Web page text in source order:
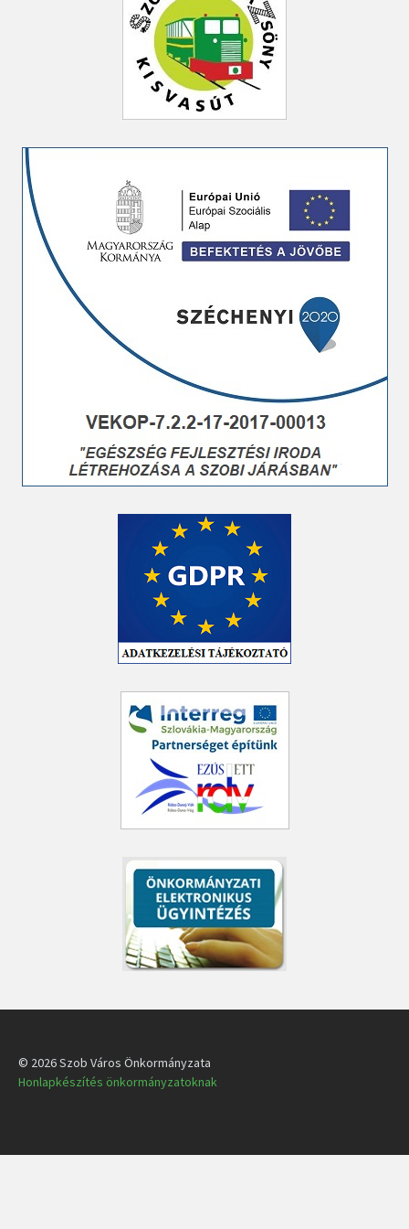
© 2026 Szob Város Önkormányzata
Honlapkészítés önkormányzatoknak